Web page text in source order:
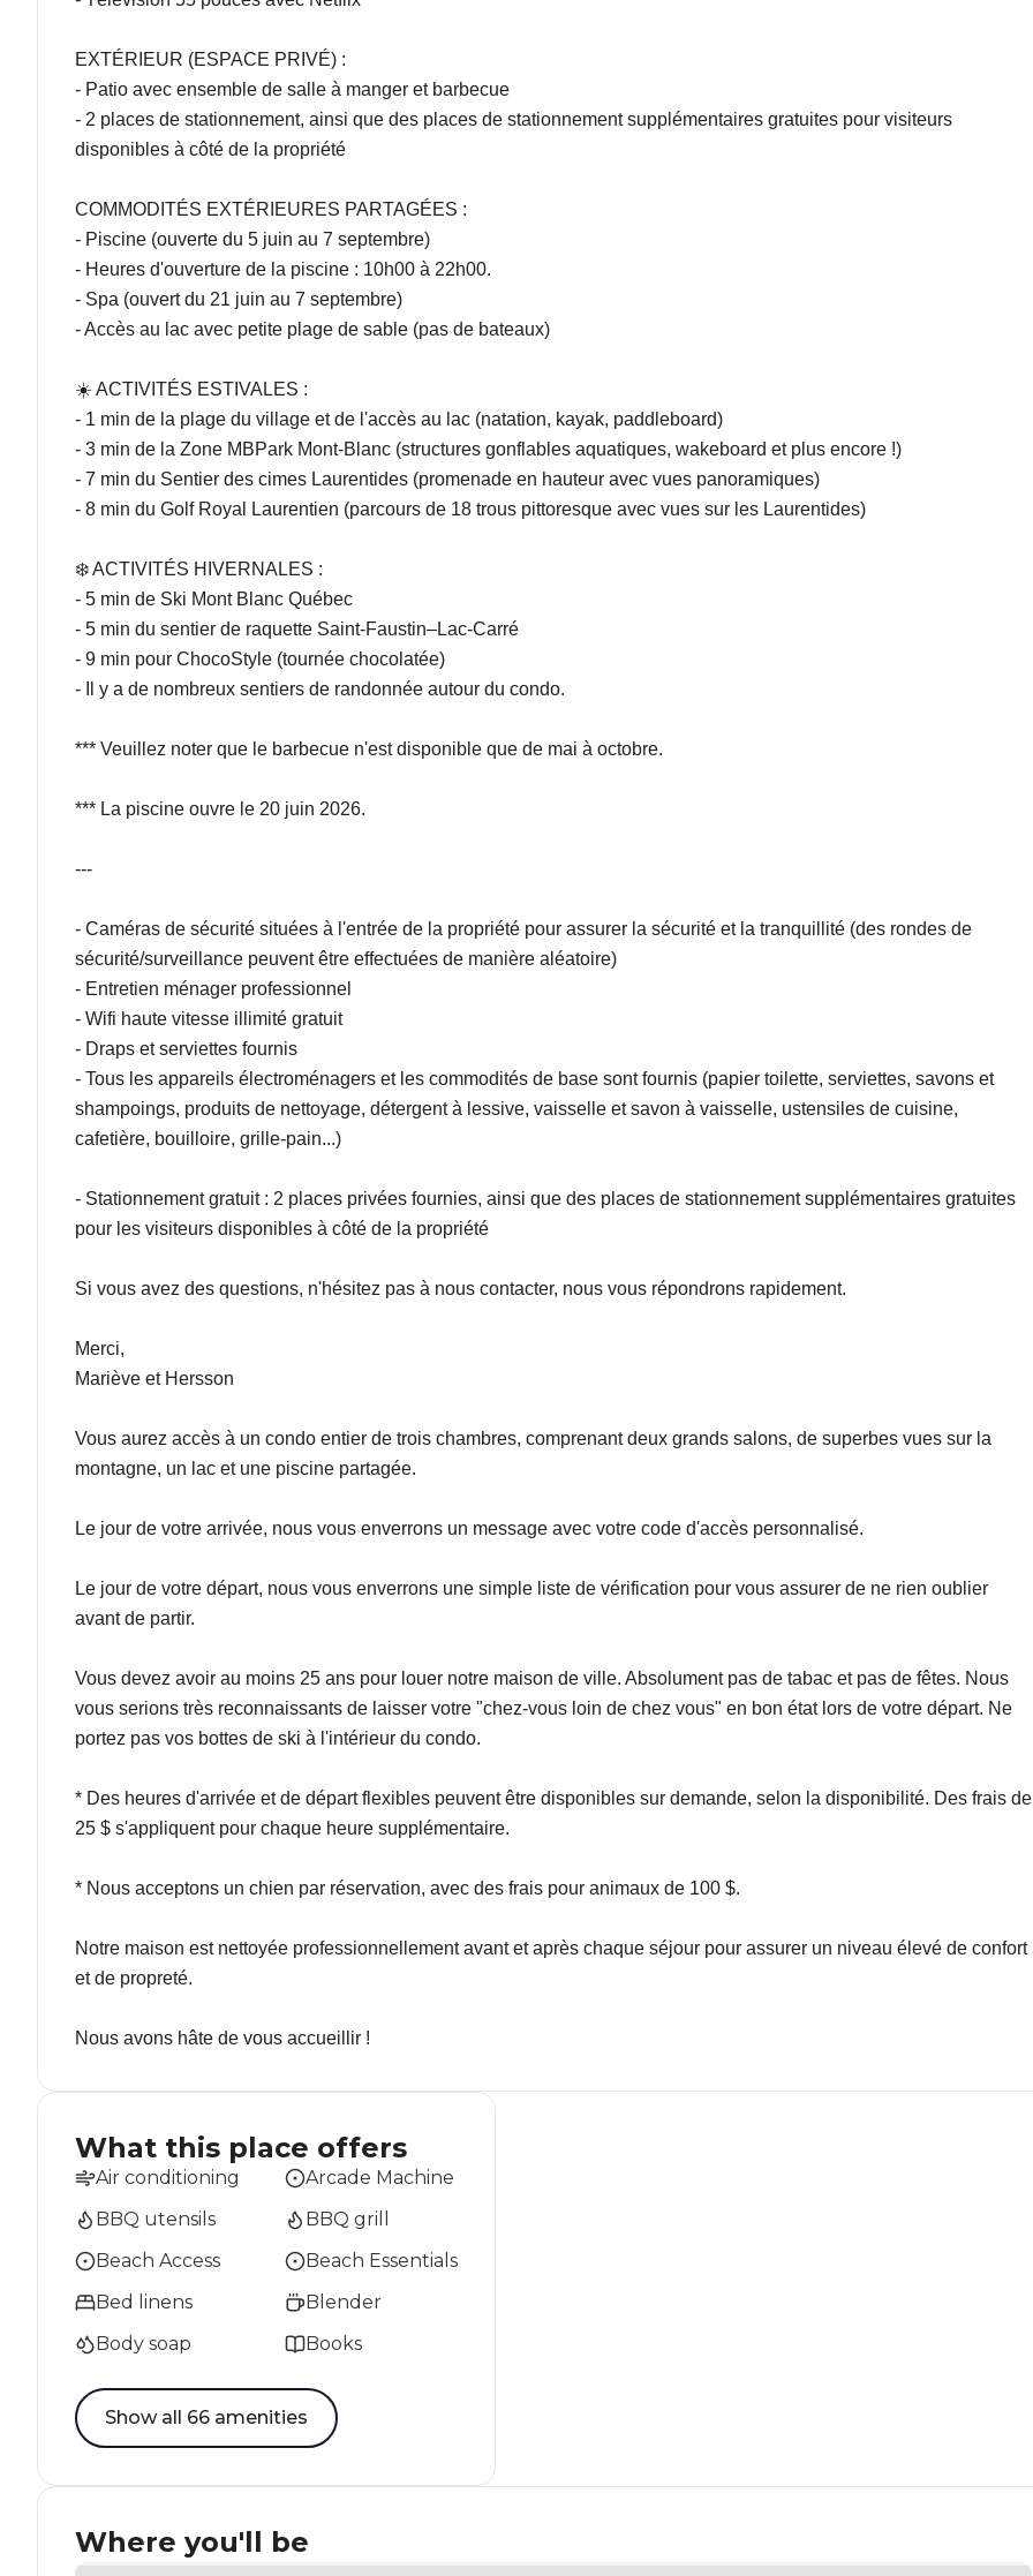
EXTÉRIEUR (ESPACE PRIVÉ) :
- Patio avec ensemble de salle à manger et barbecue
- 2 places de stationnement, ainsi que des places de stationnement supplémentaires gratuites pour visiteurs
disponibles à côté de la propriété
COMMODITÉS EXTÉRIEURES PARTAGÉES :
- Piscine (ouverte du 5 juin au 7 septembre)
- Heures d'ouverture de la piscine : 10h00 à 22h00.
- Spa (ouvert du 21 juin au 7 septembre)
- Accès au lac avec petite plage de sable (pas de bateaux)
☀️ ACTIVITÉS ESTIVALES :
- 1 min de la plage du village et de l'accès au lac (natation, kayak, paddleboard)
- 3 min de la Zone MBPark Mont-Blanc (structures gonflables aquatiques, wakeboard et plus encore !)
- 7 min du Sentier des cimes Laurentides (promenade en hauteur avec vues panoramiques)
- 8 min du Golf Royal Laurentien (parcours de 18 trous pittoresque avec vues sur les Laurentides)
❄️ ACTIVITÉS HIVERNALES :
- 5 min de Ski Mont Blanc Québec
- 5 min du sentier de raquette Saint-Faustin–Lac-Carré
- 9 min pour ChocoStyle (tournée chocolatée)
- Il y a de nombreux sentiers de randonnée autour du condo.
*** Veuillez noter que le barbecue n'est disponible que de mai à octobre.
*** La piscine ouvre le 20 juin 2026.
---
- Caméras de sécurité situées à l'entrée de la propriété pour assurer la sécurité et la tranquillité (des rondes de
sécurité/surveillance peuvent être effectuées de manière aléatoire)
- Entretien ménager professionnel
- Wifi haute vitesse illimité gratuit
- Draps et serviettes fournis
- Tous les appareils électroménagers et les commodités de base sont fournis (papier toilette, serviettes, savons et
shampoings, produits de nettoyage, détergent à lessive, vaisselle et savon à vaisselle, ustensiles de cuisine,
cafetière, bouilloire, grille-pain...)
- Stationnement gratuit : 2 places privées fournies, ainsi que des places de stationnement supplémentaires gratuites
pour les visiteurs disponibles à côté de la propriété
Si vous avez des questions, n'hésitez pas à nous contacter, nous vous répondrons rapidement.
Merci,
Mariève et Hersson
Vous aurez accès à un condo entier de trois chambres, comprenant deux grands salons, de superbes vues sur la
montagne, un lac et une piscine partagée.
Le jour de votre arrivée, nous vous enverrons un message avec votre code d'accès personnalisé.
Le jour de votre départ, nous vous enverrons une simple liste de vérification pour vous assurer de ne rien oublier
avant de partir.
Vous devez avoir au moins 25 ans pour louer notre maison de ville. Absolument pas de tabac et pas de fêtes. Nous
vous serions très reconnaissants de laisser votre "chez-vous loin de chez vous" en bon état lors de votre départ. Ne
portez pas vos bottes de ski à l'intérieur du condo.
* Des heures d'arrivée et de départ flexibles peuvent être disponibles sur demande, selon la disponibilité. Des frais de
25 $ s'appliquent pour chaque heure supplémentaire.
* Nous acceptons un chien par réservation, avec des frais pour animaux de 100 $.
Notre maison est nettoyée professionnellement avant et après chaque séjour pour assurer un niveau élevé de confort
et de propreté.
Nous avons hâte de vous accueillir !
What this place offers
Air conditioning
Arcade Machine
BBQ utensils
BBQ grill
Beach Access
Beach Essentials
Bed linens
Blender
Body soap
Books
Show all 66 amenities
Where you'll be